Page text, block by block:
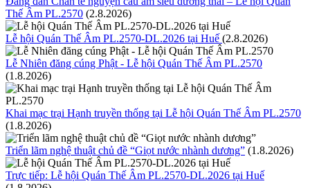
Thế Âm PL.2570 (2.8.2026)
Lễ hội Quán Thế Âm PL.2570-DL.2026 tại Huế (2.8.2026)
Lễ Nhiên đăng cúng Phật - Lễ hội Quán Thế Âm PL.2570
(1.8.2026)
Khai mạc trại Hạnh truyền thống tại Lễ hội Quán Thế Âm PL.2570
(1.8.2026)
Triển lãm nghệ thuật chủ đề “Giọt nước nhành dương” (1.8.2026)
Trực tiếp: Lễ hội Quán Thế Âm PL.2570-DL.2026 tại Huế